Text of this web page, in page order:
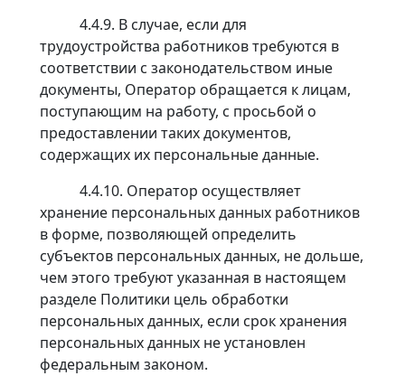
4.4.9. В случае, если для
трудоустройства работников требуются в
соответствии с законодательством иные
документы, Оператор обращается к лицам,
поступающим на работу, с просьбой о
предоставлении таких документов,
содержащих их персональные данные.
4.4.10. Оператор осуществляет
хранение персональных данных работников
в форме, позволяющей определить
субъектов персональных данных, не дольше,
чем этого требуют указанная в настоящем
разделе Политики цель обработки
персональных данных, если срок хранения
персональных данных не установлен
федеральным законом.